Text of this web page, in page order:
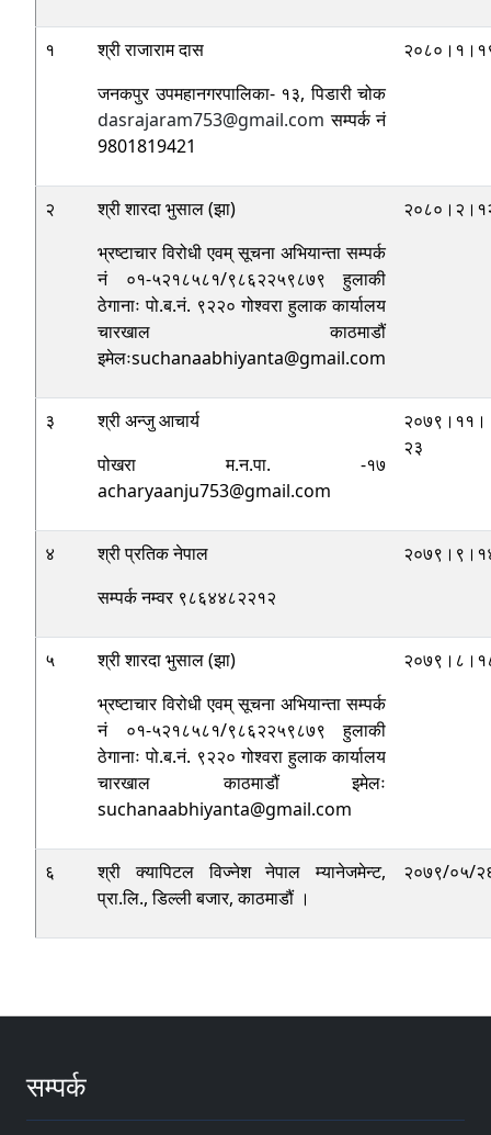
१
श्री राजाराम दास
जनकपुर उपमहानगरपालिका- १३, पिडारी चोक
dasrajaram753@gmail.com सम्पर्क नं
9801819421
२
श्री शारदा भुसाल (झा)
भ्रष्टाचार विरोधी एवम्‌ सूचना अभियान्ता सम्पर्क
नं ०१-५२१८५८१/९८६२२५९८७९ हुलाकी
ठेगानाः पो.ब.नं. ९२२० गोश्वरा हुलाक कार्यालय
चारखाल काठमाडौं
इमेलःsuchanaabhiyanta@gmail.com
३
श्री अन्जु आचार्य
पोखरा म.न.पा. -१७
acharyaanju753@gmail.com
२०७९।११।
२३
४
श्री प्रतिक नेपाल
सम्पर्क नम्वर ९८६४४८२२१२
५
श्री शारदा भुसाल (झा)
भ्रष्टाचार विरोधी एवम्‌ सूचना अभियान्ता सम्पर्क
नं ०१-५२१८५८१/९८६२२५९८७९ हुलाकी
ठेगानाः पो.ब.नं. ९२२० गोश्वरा हुलाक कार्यालय
चारखाल काठमाडौं इमेलः
suchanaabhiyanta@gmail.com
६
श्री क्यापिटल विज्नेश नेपाल म्यानेजमेन्ट,
प्रा.लि., डिल्ली बजार, काठमाडौं ।
२०७९/०५/
सम्पर्क